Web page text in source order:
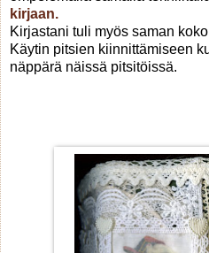
kirjaan.
Kirjastani tuli myös saman
Käytin pitsien kiinnittämiseen
näppärä näissä pitsitöissä.